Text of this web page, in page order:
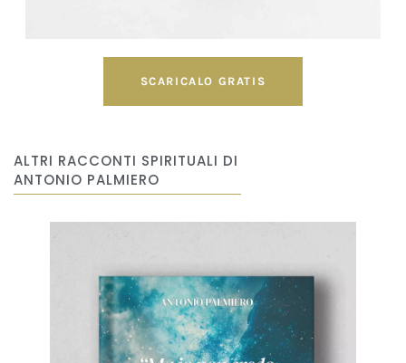
SCARICALO GRATIS
ALTRI RACCONTI SPIRITUALI DI
ANTONIO PALMIERO